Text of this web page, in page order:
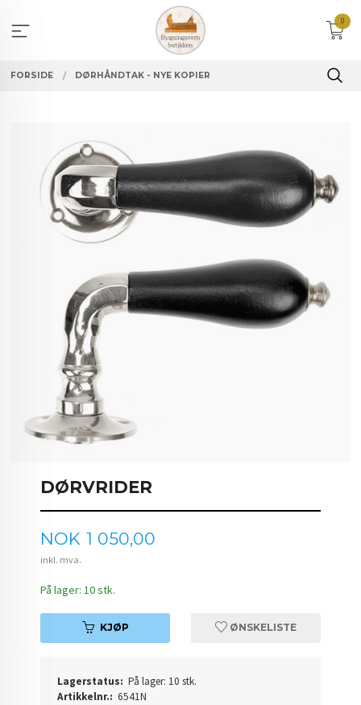
innholdet
0
FORSIDE DØRHÅNDTAK - NYE KOPIER
DØRVRIDER
Pris
NOK 1 050,00
inkl. mva.
På lager: 10 stk.
KJØP ØNSKELISTE
Lagerstatus: På lager: 10 stk.
Artikkelnr.: 6541N